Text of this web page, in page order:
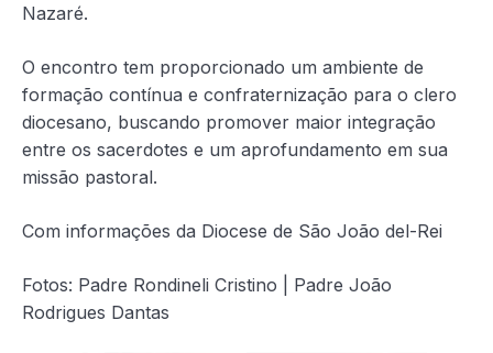
Nazaré.
O encontro tem proporcionado um ambiente de
formação contínua e confraternização para o clero
diocesano, buscando promover maior integração
entre os sacerdotes e um aprofundamento em sua
missão pastoral.
Com informações da Diocese de São João del-Rei
Fotos: Padre Rondineli Cristino | Padre João
Rodrigues Dantas